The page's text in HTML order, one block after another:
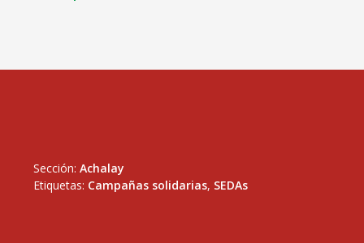
Sección: Achalay
Etiquetas: Campañas solidarias, SEDAs